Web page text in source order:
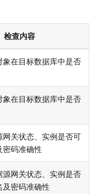
检查内容
象在目标数据库中是否
象在目标数据库中是否
网关状态、实例是否可
密码准确性
源网关状态、实例是否
密码准确性